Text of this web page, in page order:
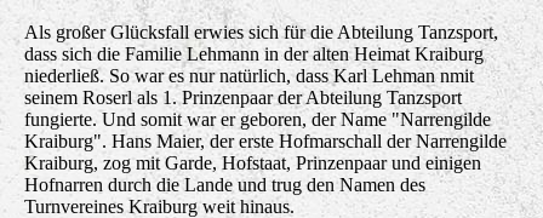
Als großer Glücksfall erwies sich für die Abteilung Tanzsport,
dass sich die Familie Lehmann in der alten Heimat Kraiburg
niederließ. So war es nur natürlich, dass Karl Lehman nmit
seinem Roserl als 1. Prinzenpaar der Abteilung Tanzsport
fungierte. Und somit war er geboren, der Name "Narrengilde
Kraiburg". Hans Maier, der erste Hofmarschall der Narrengilde
Kraiburg, zog mit Garde, Hofstaat, Prinzenpaar und einigen
Hofnarren durch die Lande und trug den Namen des
Turnvereines Kraiburg weit hinaus.